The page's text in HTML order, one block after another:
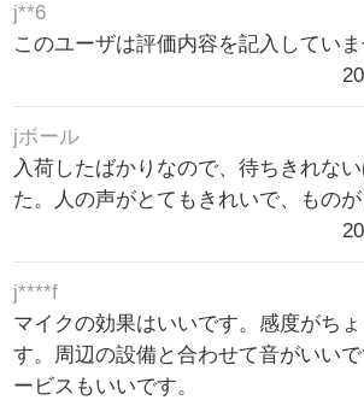
j**6
このユーザは評価内容を記入していま
jボール
入荷したばかりなので、待ちきれな
た。人の声がとてもきれいで、ものが
j****f
マイクの効果はいいです。感度がち
す。周辺の設備と合わせて音がいい
ービスもいいです。